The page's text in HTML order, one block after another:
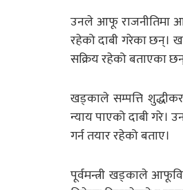
उनले आफू राजनीतिमा
रहेको दाबी गरेका छन्।
सक्रिय रहेको बताएका
खड्काले सम्पत्ति
न्याय पाएको दाबी
गर्न तयार रहेको बताए।
पूर्वमन्त्री खड्काले